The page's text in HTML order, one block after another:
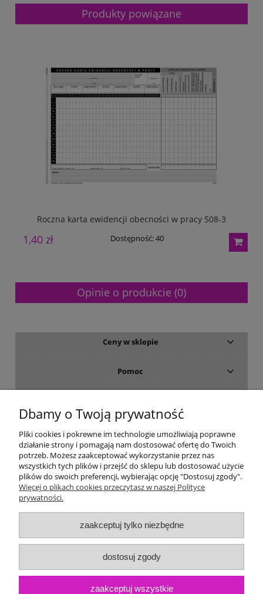
Produkty powiązane
Roczna karta ewidencji obecności w pracy 508-3
1,40 zł Dostępność:40
Opinie o produkcie (0)
Ceny w sklepie
Pomoc
Moje konto
Gwarancja i zwroty
O firmie
Dbamy o Twoją prywatność
Pliki cookies i pokrewne im technologie umożliwiają poprawne
działanie strony i pomagają nam dostosować ofertę do Twoich
potrzeb. Możesz zaakceptować wykorzystanie przez nas
wszystkich tych plików i przejść do sklepu lub dostosować użycie
plików do swoich preferencji, wybierając opcję "Dostosuj zgody".
Więcej o plikach cookies przeczytasz w naszej Polityce
prywatności.
zaakceptuj tylko niezbędne
dostosuj zgody
zaakceptuj wszystkie